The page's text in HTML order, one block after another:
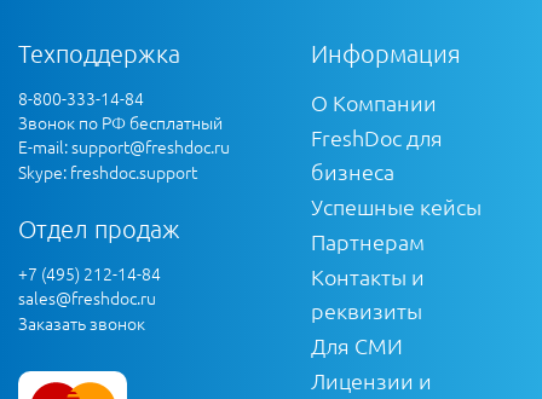
Техподдержка
8-800-333-14-84
Звонок по РФ бесплатный
E-mail:support@freshdoc.ru
Skype: freshdoc.support
Отдел продаж
+7 (495) 212-14-84
sales@freshdoc.ru
Заказать звонок
Информация
О Компании
FreshDoc для
бизнеса
Успешные кейсы
Партнерам
Контакты и
реквизиты
Для СМИ
Лицензии и